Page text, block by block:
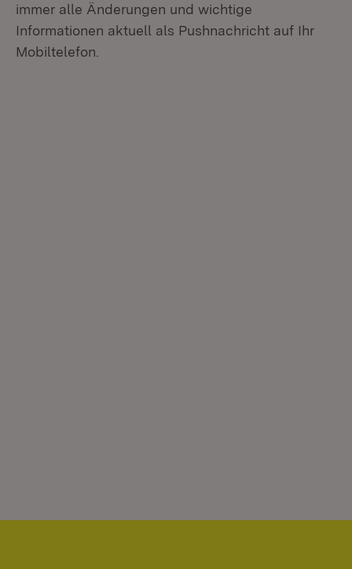
immer alle Änderungen und wichtige
Informationen aktuell als Pushnachricht auf Ihr
Mobiltelefon.